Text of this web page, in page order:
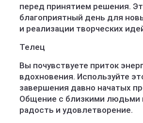
перед принятием решения.
благоприятный день для
и реализации творческих
Телец
Вы почувствуете приток
вдохновения. Используйте
завершения давно начатых
Общение с близкими людьми
радость и удовлетворение.